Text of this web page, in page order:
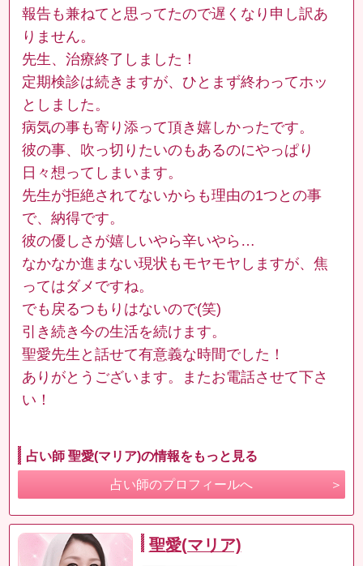
報告も兼ねてと思ってたので遅くなり申し訳あ
りません。
先生、治療終了しました！
定期検診は続きますが、ひとまず終わってホッ
としました。
病気の事も寄り添って頂き嬉しかったです。
彼の事、吹っ切りたいのもあるのにやっぱり
日々想ってしまいます。
先生が拒絶されてないからも理由の1つとの事
で、納得です。
彼の優しさが嬉しいやら辛いやら…
なかなか進まない現状もモヤモヤしますが、焦
ってはダメですね。
でも戻るつもりはないので(笑)
引き続き今の生活を続けます。
聖愛先生と話せて有意義な時間でした！
ありがとうございます。またお電話させて下さ
い！
占い師 聖愛(マリア)の情報をもっと見る
占い師のプロフィールへ
聖愛(マリア)